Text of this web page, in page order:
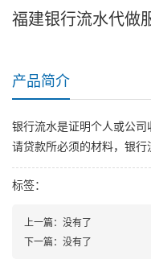
福建银行流水代做
产品简介
银行流水是证明个人或公
请贷款所必须的材料，银行
标签：
上一篇： 没有了
下一篇： 没有了